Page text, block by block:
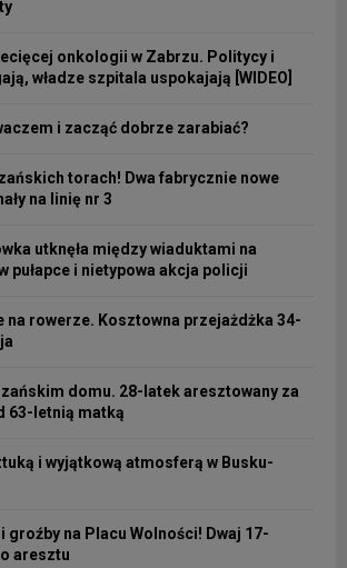
onkologii w Zabrzu. Politycy i
władze szpitala uspokajają [WIDEO]
i zacząć dobrze zarabiać?
torach! Dwa fabrycznie nowe
na linię nr 3
utknęła między wiaduktami na
pułapce i nietypowa akcja policji
na rowerze. Kosztowna przejażdżka 34-
domu. 28-latek aresztowany za
63-letnią matką
i wyjątkową atmosferą w Busku-
groźby na Placu Wolności! Dwaj 17-
aresztu